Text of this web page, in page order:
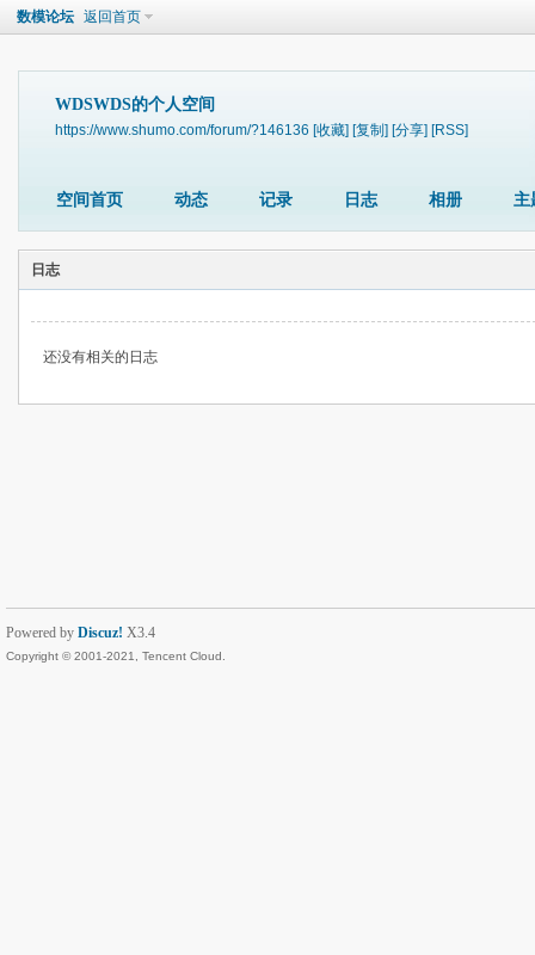
数模论坛 返回首页
WDSWDS的个人空间
https://www.shumo.com/forum/?146136 [收藏] [复制] [分享] [RSS]
空间首页 动态 记录 日志 相册 主
日志
还没有相关的日志
Powered by Discuz! X3.4
Copyright © 2001-2021, Tencent Cloud.